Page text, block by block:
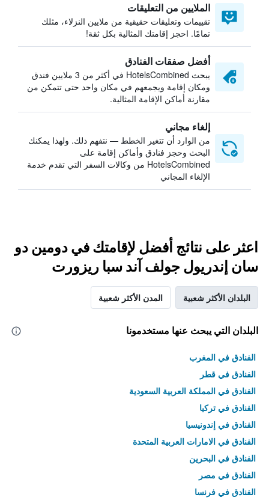
الملايين من التعليقات
تقييمات وتعليقات حقيقية من ملايين النزلاء، مثلك
تمامًا. احجز إقامتك المثالية بكل ثقة!
أفضل صفقات الفنادق
يبحث HotelsCombined في أكثر من 3 ملايين فندق
ومكان إقامة ويجمعهم في مكان واحد حتى تتمكن من
مقارنة أماكن الإقامة المثالية.
إلغاء مجاني
من الوارد أن تتغير الخطط — نتفهم ذلك. ولهذا يمكنك
البحث وحجز فنادق وأماكن إقامة على
HotelsCombined من وكالات السفر التي تقدم خدمة
الإلغاء المجاني
اعثر على نتائج أفضل لإقامتك في دومين دو
سان إندريول جولف آند سبا ريزورت
البلدان الأكثر شعبية المدن الأكثر شعبية
البلدان التي يبحث عنها مستخدمونا
الفنادق في المغرب
الفنادق في قطر
الفنادق في المملكة العربية السعودية
الفنادق في تركيا
الفنادق في إندونيسيا
الفنادق في الامارات العربية المتحدة
الفنادق في البحرين
الفنادق في مصر
الفنادق في فرنسا